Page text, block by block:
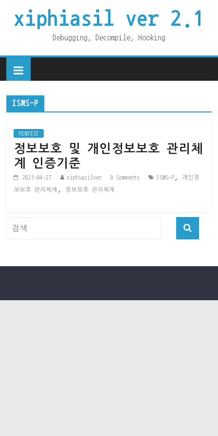
xiphiasil ver 2.1
Debugging, Decompile, Hooking
ISMS-P
PENTEST
정보보호 및 개인정보보호 관리체
계 인증기준
2021-04-27 xiphiasilver 0 Comments ISMS-P 개인정
보보호 관리체계 정보보호 관리체계